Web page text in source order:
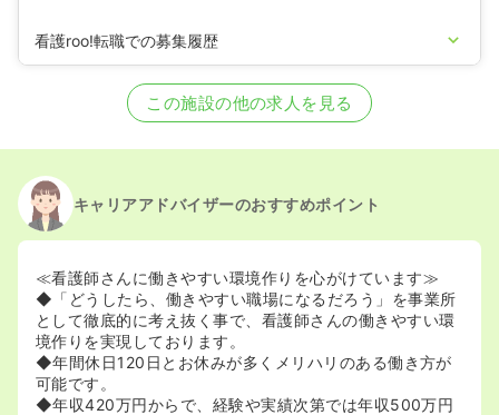
看護roo!転職での募集履歴
この施設の他の求人を見る
キャリアアドバイザーのおすすめポイント
≪看護師さんに働きやすい環境作りを心がけています≫
◆「どうしたら、働きやすい職場になるだろう」を事業所
として徹底的に考え抜く事で、看護師さんの働きやすい環
境作りを実現しております。
◆年間休日120日とお休みが多くメリハリのある働き方が
可能です。
◆年収420万円からで、経験や実績次第では年収500万円